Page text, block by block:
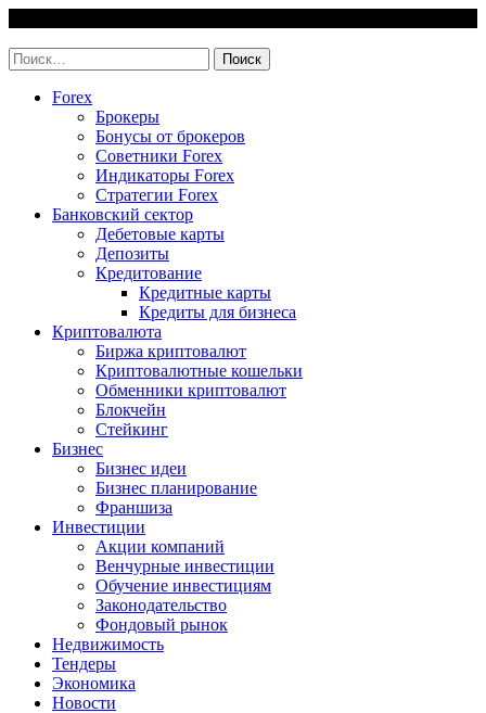
content
Найти:
Forex
Брокеры
Бонусы от брокеров
Советники Forex
Индикаторы Forex
Стратегии Forex
Банковский сектор
Дебетовые карты
Депозиты
Кредитование
Кредитные карты
Кредиты для бизнеса
Криптовалюта
Биржа криптовалют
Криптовалютные кошельки
Обменники криптовалют
Блокчейн
Стейкинг
Бизнес
Бизнес идеи
Бизнес планирование
Франшиза
Инвестиции
Акции компаний
Венчурные инвестиции
Обучение инвестициям
Законодательство
Фондовый рынок
Недвижимость
Тендеры
Экономика
Новости